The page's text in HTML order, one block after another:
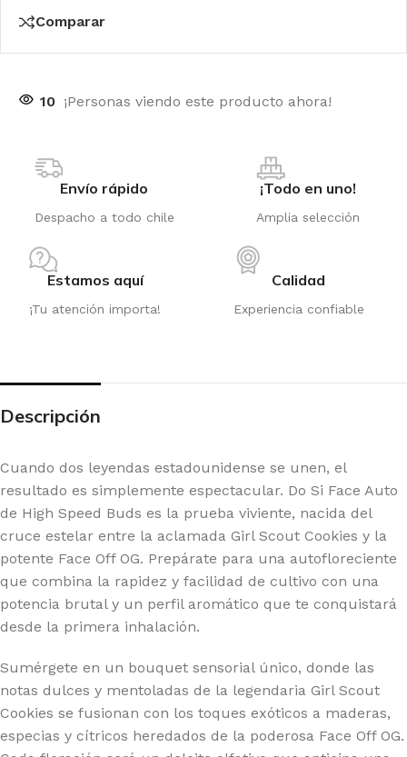
Comparar
10 ¡Personas viendo este producto ahora!
Envío rápido
Despacho a todo chile
¡Todo en uno!
Amplia selección
Estamos aquí
¡Tu atención importa!
Calidad
Experiencia confiable
Descripción
Cuando dos leyendas estadounidense se unen, el
resultado es simplemente espectacular. Do Si Face Auto
de High Speed Buds es la prueba viviente, nacida del
cruce estelar entre la aclamada Girl Scout Cookies y la
potente Face Off OG. Prepárate para una autofloreciente
que combina la rapidez y facilidad de cultivo con una
potencia brutal y un perfil aromático que te conquistará
desde la primera inhalación.
Sumérgete en un bouquet sensorial único, donde las
notas dulces y mentoladas de la legendaria Girl Scout
Cookies se fusionan con los toques exóticos a maderas,
especias y cítricos heredados de la poderosa Face Off OG.